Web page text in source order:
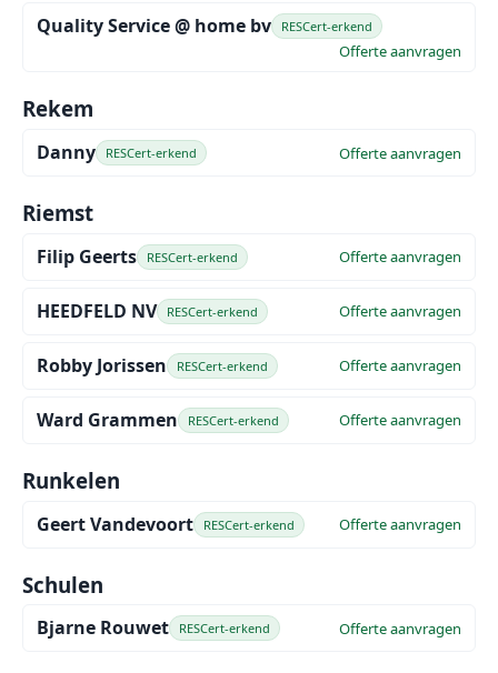
Quality Service @ home bv RESCert-erkend
Offerte aanvragen
Rekem
Danny RESCert-erkend Offerte aanvragen
Riemst
Filip Geerts RESCert-erkend Offerte aanvragen
HEEDFELD NV RESCert-erkend Offerte aanvragen
Robby Jorissen RESCert-erkend Offerte aanvragen
Ward Grammen RESCert-erkend Offerte aanvragen
Runkelen
Geert Vandevoort RESCert-erkend Offerte aanvragen
Schulen
Bjarne Rouwet RESCert-erkend Offerte aanvragen